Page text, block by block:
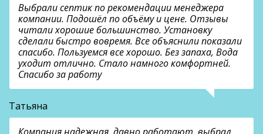
Выбрали септик по рекомендации менеджера
компании. Подошёл по объёму и цене. Отзывы
читали хорошие большинство. Установку
сделали быстро вовремя. Все объяснили показали
спасибо. Пользуемся все хорошо. Без запаха, Вода
уходит отлично. Стало намного комфортней.
Спасибо за работу
Татьяна
Компания надежная, давно работают, выбрал